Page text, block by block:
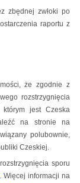
zbędnej zwłoki po
raportu z
że zgodnie z
rozstrzygnięcia
którym jest Czeska
na stronie na
polubownie,
Czeskiej.
sporu
. Więcej informacji na